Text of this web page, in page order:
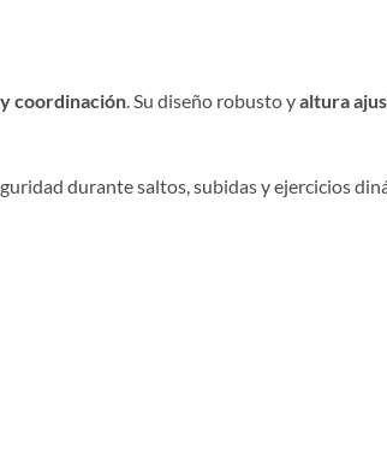
coordinación. Su diseño robusto yaltura
durante saltos, subidas y ejercicios